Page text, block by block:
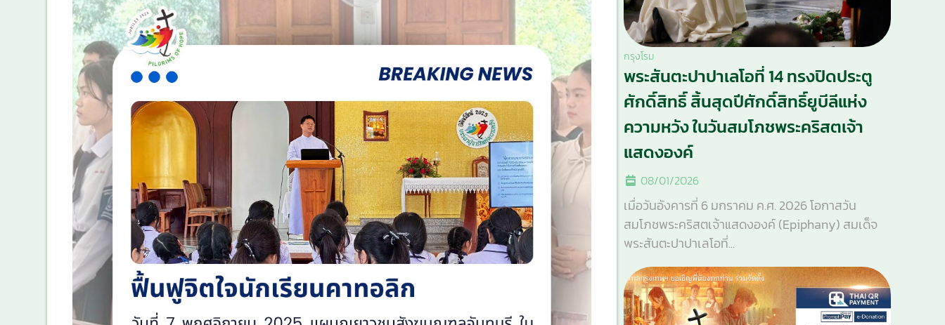
กรุงโรม
พระสันตะปาปาเลโอที่ 14 ทรงปิดประตู
ศักดิ์สิทธิ์ สิ้นสุดปีศักดิ์สิทธิ์ยูบีลีแห่ง
ความหวัง ในวันสมโภชพระคริสตเจ้า
แสดงองค์
08/01/2026
เมื่อวันอังคารที่ 6 มกราคม ค.ศ. 2026 โอกาสวัน
สมโภชพระคริสตเจ้าแสดงองค์ (Epiphany) สมเด็จ
พระสันตะปาปาเลโอที่...